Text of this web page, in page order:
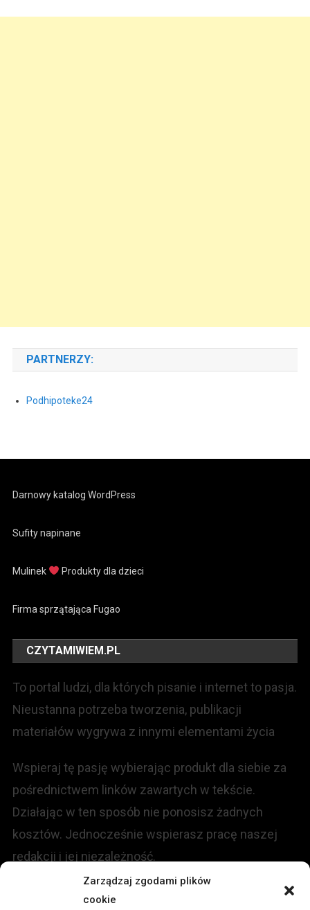
Zarządzaj zgodami plików
cookie
PARTNERZY:
Podhipoteke24
Darnowy katalog WordPress
Sufity napinane
Mulinek Produkty dla dzieci
Firma sprzątająca Fugao
CZYTAMIWIEM.PL
To portal ludzi, dla których pisanie i internet to pasja.
Nieustanna potrzeba tworzenia, publikacji
materiałów wygrywa z innymi elementami życia
Wspieraj tę pasję wybierając produkt dla siebie za
pośrednictwem linków zawartych w tekście.
Działając w ten sposób nie ponosisz żadnych
kosztów. Jednocześnie wspierasz pracę naszej
redakcji i jej niezależność.